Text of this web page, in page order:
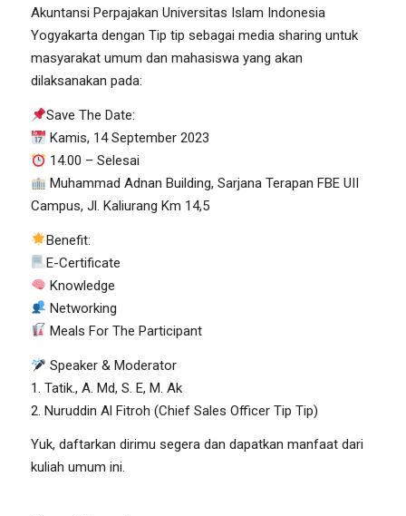
Akuntansi Perpajakan Universitas Islam Indonesia
Yogyakarta dengan Tip tip sebagai media sharing untuk
masyarakat umum dan mahasiswa yang akan
dilaksanakan pada:
Save The Date:
Kamis, 14 September 2023
14.00 – Selesai
Muhammad Adnan Building, Sarjana Terapan FBE UII
Campus, Jl. Kaliurang Km 14,5
Benefit:
E-Certificate
Knowledge
Networking
Meals For The Participant
Speaker & Moderator
1. Tatik., A. Md, S. E, M. Ak
2. Nuruddin Al Fitroh (Chief Sales Officer Tip Tip)
Yuk, daftarkan dirimu segera dan dapatkan manfaat dari
kuliah umum ini.